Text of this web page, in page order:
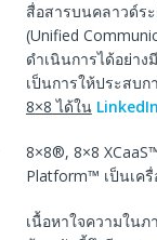
สื่อสารบนคลาวด์ร
(Unified
ดำเนินการได้อย่า
เป็นการให้ประสบ
8×8 ได้ใน LinkedIn
8×8®, 8×8
Platform™ เป็นเค
เนื้อหาใจความใน